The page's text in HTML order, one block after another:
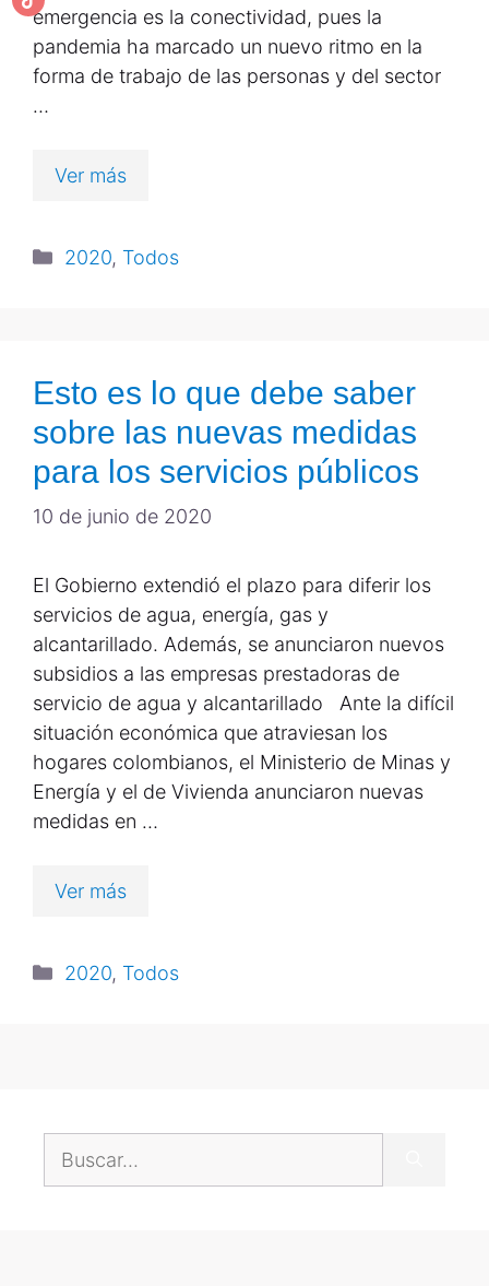
emergencia es la conectividad, pues la
pandemia ha marcado un nuevo ritmo en la
forma de trabajo de las personas y del sector
…
Ver más
2020, Todos
Esto es lo que debe saber
sobre las nuevas medidas
para los servicios públicos
10 de junio de 2020
El Gobierno extendió el plazo para diferir los
servicios de agua, energía, gas y
alcantarillado. Además, se anunciaron nuevos
subsidios a las empresas prestadoras de
servicio de agua y alcantarillado Ante la difícil
situación económica que atraviesan los
hogares colombianos, el Ministerio de Minas y
Energía y el de Vivienda anunciaron nuevas
medidas en …
Ver más
2020, Todos